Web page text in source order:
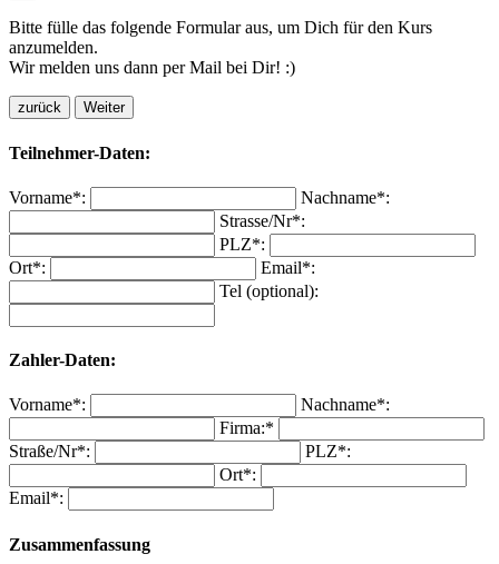
Bitte fülle das folgende Formular aus, um Dich für den Kurs
anzumelden.
Wir melden uns dann per Mail bei Dir! :)
zurück Weiter
Teilnehmer-Daten:
Vorname*:
Nachname*:
Strasse/Nr*:
PLZ*:
Ort*:
Email*:
Tel (optional):
Zahler-Daten:
Vorname*:
Nachname*:
Firma:*
Straße/Nr*:
PLZ*:
Ort*:
Email*:
Zusammenfassung